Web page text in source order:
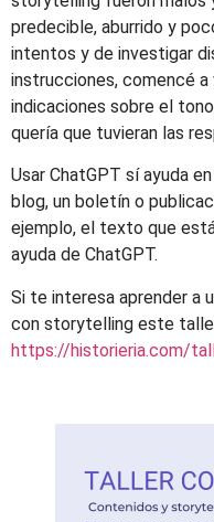
predecible, aburrido y
intentos y de investigar
instrucciones, comencé
indicaciones sobre el
quería que tuvieran las
Usar ChatGPT sí ayuda
blog, un boletín o
ejemplo, el texto que
ayuda de ChatGPT.
Si te interesa aprender a
con storytelling este
https://historieria.com/